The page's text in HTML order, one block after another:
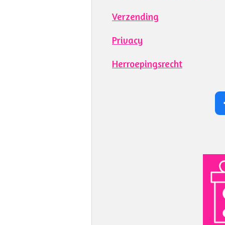
Verzending
Privacy
Herroepingsrecht